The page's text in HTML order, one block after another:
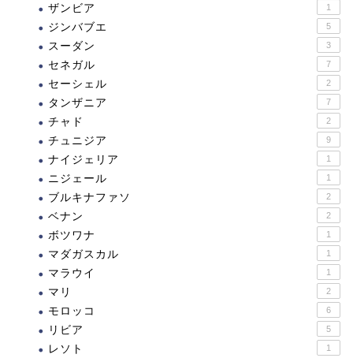
ザンビア 1
ジンバブエ 5
スーダン 3
セネガル 7
セーシェル 2
タンザニア 7
チャド 2
チュニジア 9
ナイジェリア 1
ニジェール 1
ブルキナファソ 2
ベナン 2
ボツワナ 1
マダガスカル 1
マラウイ 1
マリ 2
モロッコ 6
リビア 5
レソト 1